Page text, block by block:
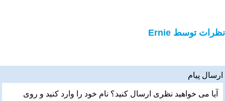
نظرات توسط Ernie
ارسال پیام
آیا می خواهید نظری ارسال کنید؟ نام خود را وارد کنید و روی